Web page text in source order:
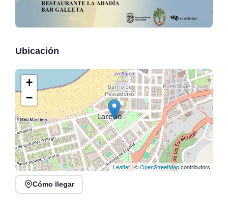
Ubicación
+
−
Leaflet| ©OpenStreetMapcontributors
Cómo llegar
Fiesta del Turista en